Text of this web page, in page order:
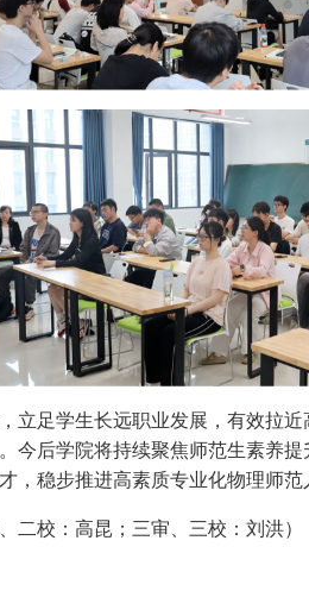
立足学生长远职业发展，有效拉
今后学院将持续聚焦师范生素养
，稳步推进高素质专业化物理师范
二校：高昆；三审、三校：刘洪）